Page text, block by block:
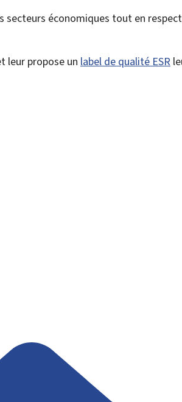
économiques tout en
leur propose un label de qualité ESR